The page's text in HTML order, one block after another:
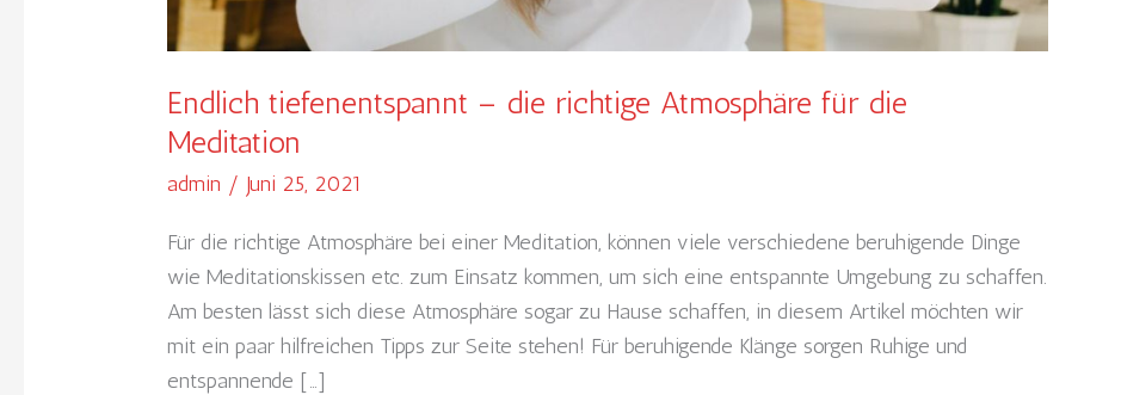
Endlich tiefenentspannt – die richtige Atmosphäre für die
Meditation
admin / Juni 25, 2021
Für die richtige Atmosphäre bei einer Meditation, können viele verschiedene beruhigende Dinge
wie Meditationskissen etc. zum Einsatz kommen, um sich eine entspannte Umgebung zu schaffen.
Am besten lässt sich diese Atmosphäre sogar zu Hause schaffen, in diesem Artikel möchten wir
mit ein paar hilfreichen Tipps zur Seite stehen! Für beruhigende Klänge sorgen Ruhige und
entspannende […]